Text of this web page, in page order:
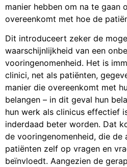
manier hebben om na te gaan
overeenkomt met hoe de
Dit introduceert zeker de
waarschijnlijkheid van een
vooringenomenheid. Het is
clinici, net als patiënten,
manier die overeenkomt met
belangen – in dit geval hun
hun werk als clinicus effectief
inderdaad beter worden. Dat
de vooringenomenheid, die de
patiënten zelf op vragen en
beïnvloedt. Aangezien de